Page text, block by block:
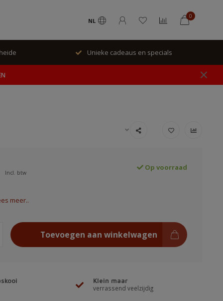
NL
0
Unieke cadeaus en specials
Incl. btw
Op voorraad
meer..
Toevoegen aan winkelwagen
Klein maar
verrassend veelzijdig